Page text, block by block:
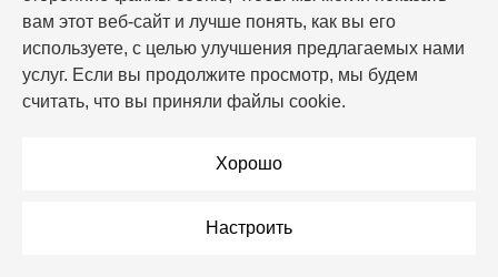
PC-186-ML12-3M, евро
13,72 Br
вам этот веб-сайт и лучше понять, как вы его
используете, с целью улучшения предлагаемых нами
услуг. Если вы продолжите просмотр, мы будем
считать, что вы приняли файлы cookie.
Хорошо
Настроить